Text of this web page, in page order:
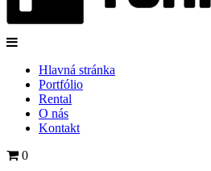
Hlavná stránka
Portfólio
Rental
O nás
Kontakt
0